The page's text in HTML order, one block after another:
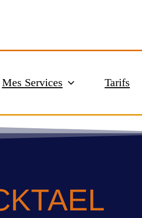
Mes Services Tarifs